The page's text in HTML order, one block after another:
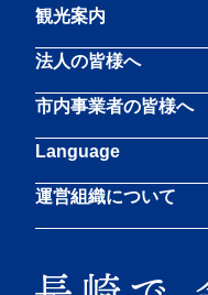
観光案内
法人の皆様へ
市内事業者の皆様へ
Language
運営組織について